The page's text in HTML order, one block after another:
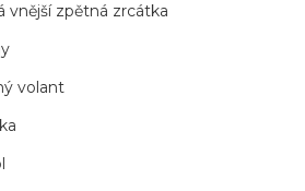
vnější zpětná zrcátka
volant